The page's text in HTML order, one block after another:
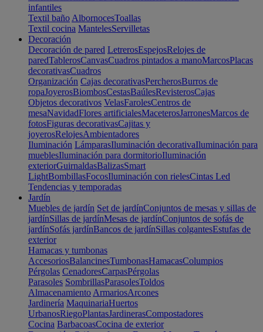
infantiles
Textil baño AlbornocesToallas
Textil cocina MantelesServilletas
Decoración
Decoración de pared LetrerosEspejosRelojes de
paredTablerosCanvasCuadros pintados a manoMarcosPlacas
decorativasCuadros
Organización Cajas decorativasPercherosBurros de
ropaJoyerosBiombosCestasBaúlesRevisterosCajas
Objetos decorativos VelasFarolesCentros de
mesaNavidadFlores artificialesMaceterosJarronesMarcos de
fotosFiguras decorativasCajitas y
joyerosRelojesAmbientadores
Iluminación LámparasIluminación decorativaIluminación para
mueblesIluminación para dormitorioIluminación
exteriorGuirnaldasBalizasSmart
LightBombillasFocosIluminación con rielesCintas Led
Tendencias y temporadas
Jardín
Muebles de jardín Set de jardínConjuntos de mesas y sillas de
jardínSillas de jardínMesas de jardínConjuntos de sofás de
jardínSofás jardínBancos de jardínSillas colgantesEstufas de
exterior
Hamacas y tumbonas
AccesoriosBalancinesTumbonasHamacasColumpios
Pérgolas CenadoresCarpasPérgolas
Parasoles SombrillasParasolesToldos
Almacenamiento ArmariosArcones
Jardinería MaquinariaHuertos
UrbanosRiegoPlantasJardinerasCompostadores
Cocina BarbacoasCocina de exterior